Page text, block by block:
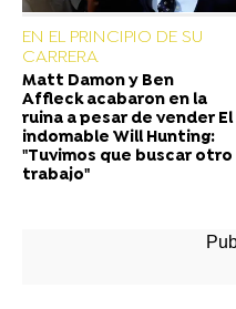
EN EL PRINCIPIO DE SU
CARRERA
Matt Damon y Ben
Affleck acabaron en la
ruina a pesar de vender El
indomable Will Hunting:
"Tuvimos que buscar otro
trabajo"